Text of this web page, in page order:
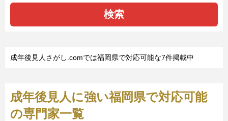
検索
成年後見人さがし.comでは福岡県で対応可能な7件掲載中
成年後見人に強い福岡県で対応可能
の専門家一覧